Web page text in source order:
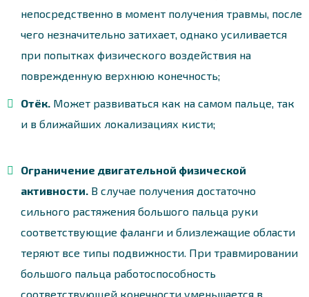
непосредственно в момент получения травмы, после
чего незначительно затихает, однако усиливается
при попытках физического воздействия на
поврежденную верхнюю конечность;
Отёк. Может развиваться как на самом пальце, так
и в ближайших локализациях кисти;
Ограничение двигательной физической
активности. В случае получения достаточно
сильного растяжения большого пальца руки
соответствующие фаланги и близлежащие области
теряют все типы подвижности. При травмировании
большого пальца работоспособность
соответствующей конечности уменьшается в